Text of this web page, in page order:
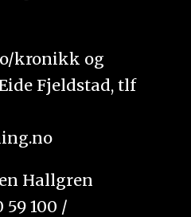
kronikk og
Fjeldstad, tlf
Hallgren
100 /